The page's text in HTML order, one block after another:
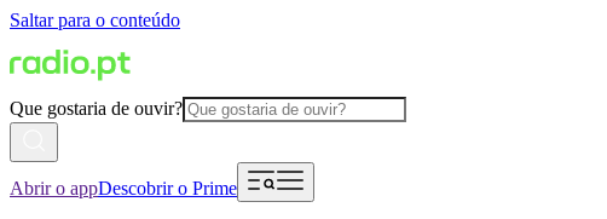
Saltar para o conteúdo
Que gostaria de ouvir?
Abrir o appDescobrir o Prime